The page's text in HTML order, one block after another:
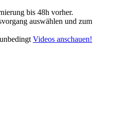
bis 48h vorher.
auswählen und zum
Videos anschauen!